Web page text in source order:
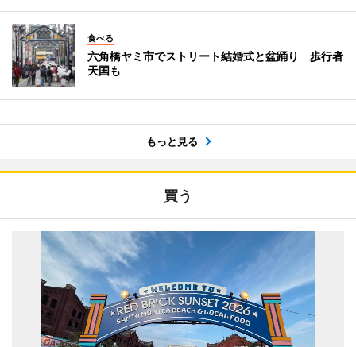
食べる
六角橋ヤミ市でストリート結婚式と盆踊り 歩行者
天国も
もっと見る
買う